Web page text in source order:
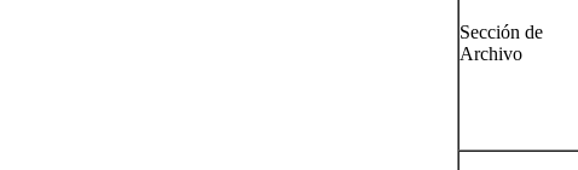
Sección de
Archivo